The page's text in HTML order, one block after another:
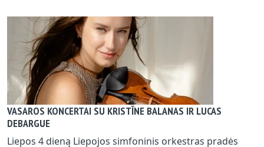
VASAROS KONCERTAI SU KRISTĪNE BALANAS IR LUCAS
DEBARGUE
Liepos 4 dieną Liepojos simfoninis orkestras pradės